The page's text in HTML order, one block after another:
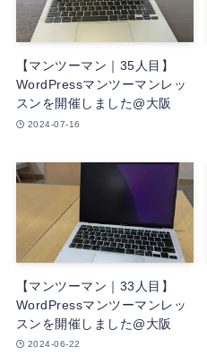
【マンツーマン｜35人目】
WordPressマンツーマンレッ
スンを開催しました@大阪
2024-07-16
【マンツーマン｜33人目】
WordPressマンツーマンレッ
スンを開催しました@大阪
2024-06-22